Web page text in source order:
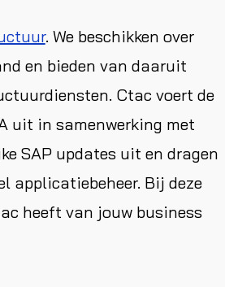
. We beschikken over
en bieden van daaruit
Ctac voert de
uit in samenwerking met
SAP updates uit en dragen
applicatiebeheer. Bij deze
heeft van jouw business